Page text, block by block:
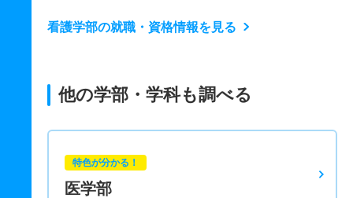
看護学部の就職・資格情報を見る
他の学部・学科も調べる
特色が分かる！
医学部